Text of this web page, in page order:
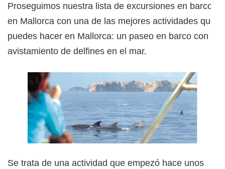
Proseguimos nuestra lista de excursiones en barco
en Mallorca con una de las mejores actividades que
puedes hacer en Mallorca: un paseo en barco con
avistamiento de delfines en el mar.
Se trata de una actividad que empezó hace unos